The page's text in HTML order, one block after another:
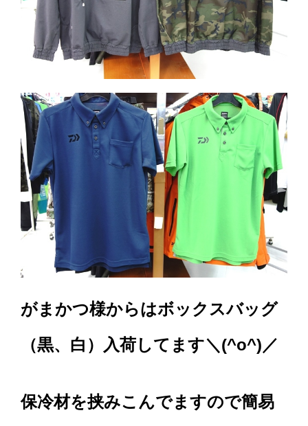
がまかつ様からはボックスバッグ
（黒、白）入荷してます＼(^o^)／
保冷材を挟みこんでますので簡易